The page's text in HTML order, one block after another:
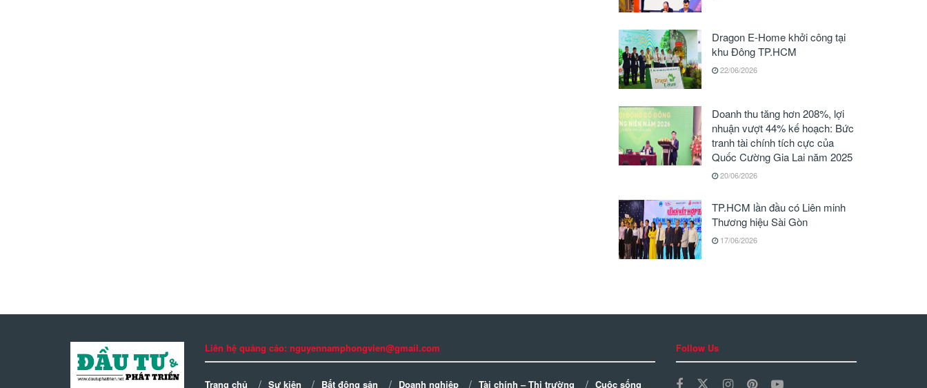
Dragon E-Home khởi công tại
khu Đông TP.HCM
22/06/2026
Doanh thu tăng hơn 208%, lợi
nhuận vượt 44% kế hoạch: Bức
tranh tài chính tích cực của
Quốc Cường Gia Lai năm 2025
20/06/2026
TP.HCM lần đầu có Liên minh
Thương hiệu Sài Gòn
17/06/2026
Liên hệ quảng cáo: nguyennamphongvien@gmail.com
Trang chủ Sự kiện Bất động sản Doanh nghiệp Tài chính – Thị trường Cuộc sống
Follow Us